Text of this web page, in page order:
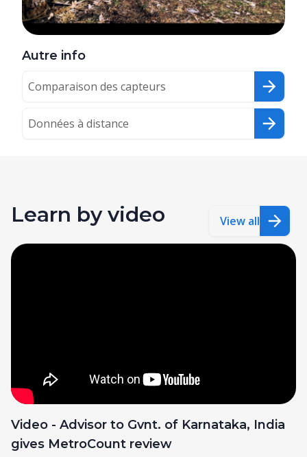
Autre info
Comparaison des capteurs
Données à distance
Learn by video View all
Video - Advisor to Gvnt. of Karnataka, India
gives MetroCount review